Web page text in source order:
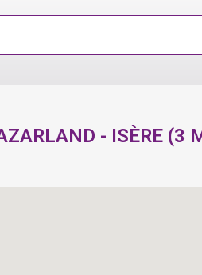
- ISÈRE (3